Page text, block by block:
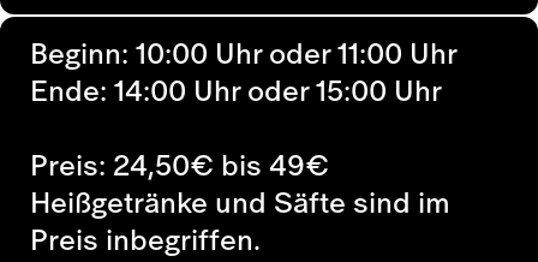
Beginn: 10:00 Uhr oder 11:00 Uhr
Ende: 14:00 Uhr oder 15:00 Uhr
Preis: 24,50€ bis 49€
Heißgetränke und Säfte sind im
Preis inbegriffen.